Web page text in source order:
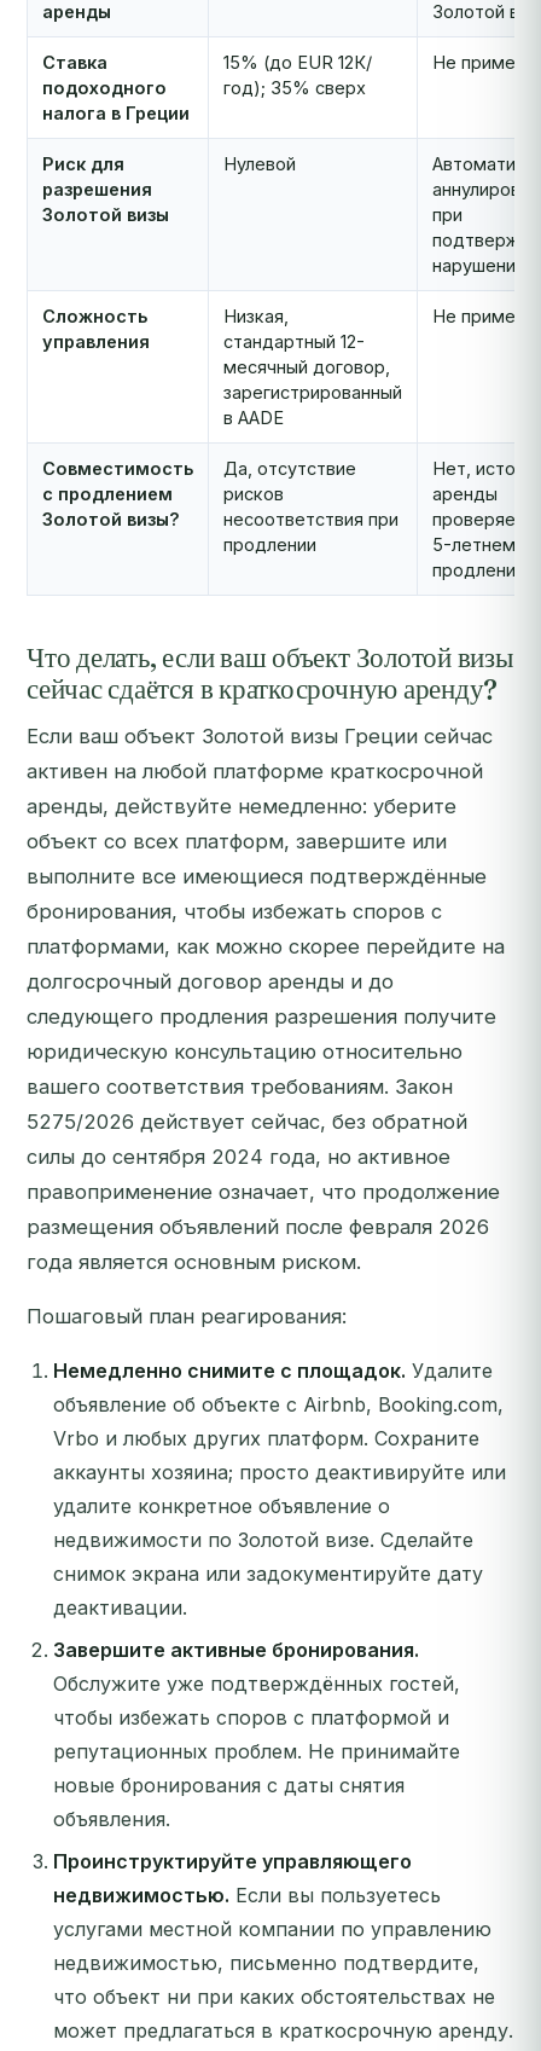
аренды Золотой
Ставка
подоходного
налога в Греции
15% (до EUR 12К/
год); 35% сверх
Не
Риск для
разрешения
Золотой визы
Нулевой
при
нарушении
Сложность
управления
Низкая,
стандартный 12-
месячный договор,
зарегистрированный
в AADE
Не
Совместимость
с продлением
Золотой визы?
Да, отсутствие
рисков
несоответствия при
продлении
Нет,
аренды
5-летнем
продлении
Что делать, если ваш объект Золотой визы
сейчас сдаётся в краткосрочную аренду?
Если ваш объект Золотой визы Греции сейчас
активен на любой платформе краткосрочной
аренды, действуйте немедленно: уберите
объект со всех платформ, завершите или
выполните все имеющиеся подтверждённые
бронирования, чтобы избежать споров с
платформами, как можно скорее перейдите на
долгосрочный договор аренды и до
следующего продления разрешения получите
юридическую консультацию относительно
вашего соответствия требованиям. Закон
5275/2026 действует сейчас, без обратной
силы до сентября 2024 года, но активное
правоприменение означает, что продолжение
размещения объявлений после февраля 2026
года является основным риском.
Пошаговый план реагирования:
Немедленно снимите с площадок. Удалите
объявление об объекте с Airbnb, Booking.com,
Vrbo и любых других платформ. Сохраните
аккаунты хозяина; просто деактивируйте или
удалите конкретное объявление о
недвижимости по Золотой визе. Сделайте
снимок экрана или задокументируйте дату
деактивации.
Завершите активные бронирования.
Обслужите уже подтверждённых гостей,
чтобы избежать споров с платформой и
репутационных проблем. Не принимайте
новые бронирования с даты снятия
объявления.
Проинструктируйте управляющего
недвижимостью. Если вы пользуетесь
услугами местной компании по управлению
недвижимостью, письменно подтвердите,
что объект ни при каких обстоятельствах не
может предлагаться в краткосрочную аренду.